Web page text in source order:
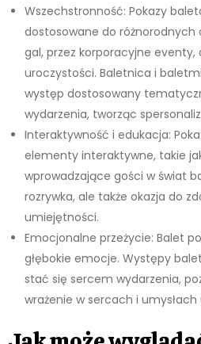
Wszechstronność: Pokazy
dostosowane do różnorodnych
gal, przez korporacyjne eventy,
uroczystości. Baletnica i
występ dostosowany
wydarzenia, tworząc
Interaktywność i edukacja:
elementy interaktywne, takie
wprowadzające gości w świat
rozrywka, ale także okazja do
umiejętności.
Emocjonalne przeżycie: Balet
głębokie emocje. Występy
stać się sercem wydarzenia,
wrażenie w sercach i umysłach